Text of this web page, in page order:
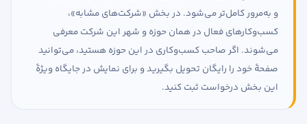
و به‌مرور کامل‌تر می‌شود. در بخش «شرکت‌های مشابه»،
کسب‌وکارهای فعال در همان حوزه و شهر این شرکت معرفی
می‌شوند. اگر صاحب کسب‌وکاری در این حوزه هستید، می‌توانید
صفحهٔ خود را رایگان تحویل بگیرید و برای نمایش در جایگاه ویژهٔ
این بخش درخواست ثبت کنید.